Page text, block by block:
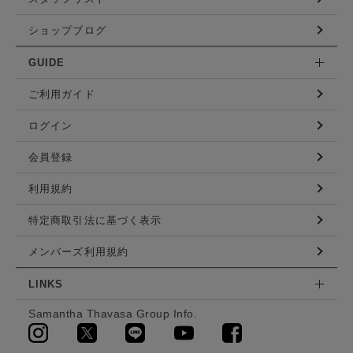
ショップブログ
GUIDE
ご利用ガイド
ログイン
会員登録
利用規約
特定商取引法に基づく表示
メンバーズ利用規約
LINKS
Samantha Thavasa Group Info.